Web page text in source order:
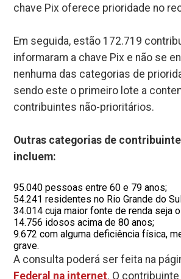
chave Pix oferece prioridade no
Em seguida, estão 172.719
informaram a chave Pix e não se
nenhuma das categorias de
sendo este o primeiro lote a
contribuintes não-prioritários.
Outras categorias de
incluem:
95.040 pessoas entre 60 e 79 anos;
54.241 residentes no Rio Grande do
34.014 cuja maior fonte de renda seja
14.756 idosos acima de 80 anos;
9.672 com alguma deficiência física,
grave.
A consulta poderá ser feita na
Federal na internet. O